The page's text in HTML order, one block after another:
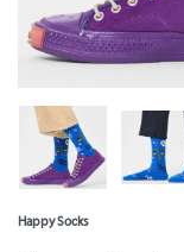
Happy Socks